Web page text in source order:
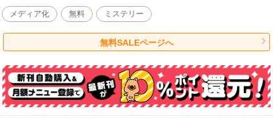
メディア化 無料 ミステリー
無料SALEページへ